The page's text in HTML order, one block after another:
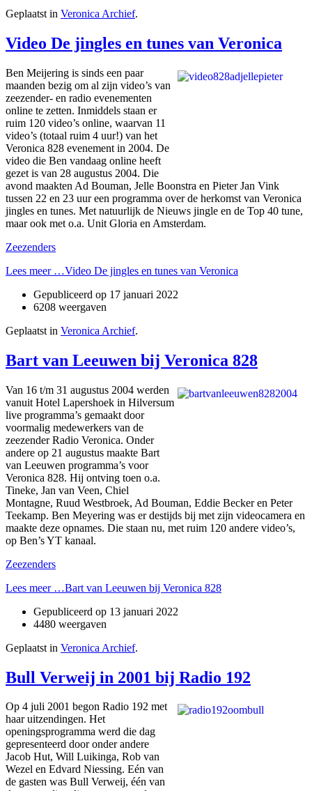
Geplaatst in Veronica Archief.
Video De jingles en tunes van Veronica
Ben Meijering is sinds een paar
maanden bezig om al zijn video’s van
zeezender- en radio evenementen
online te zetten. Inmiddels staan er
ruim 120 video’s online, waarvan 11
video’s (totaal ruim 4 uur!) van het
Veronica 828 evenement in 2004. De
video die Ben vandaag online heeft
gezet is van 28 augustus 2004. Die
avond maakten Ad Bouman, Jelle Boonstra en Pieter Jan Vink
tussen 22 en 23 uur een programma over de herkomst van Veronica
jingles en tunes. Met natuurlijk de Nieuws jingle en de Top 40 tune,
maar ook met o.a. Unit Gloria en Amsterdam.
Zeezenders
Lees meer …Video De jingles en tunes van Veronica
Gepubliceerd op 17 januari 2022
6208 weergaven
Geplaatst in Veronica Archief.
Bart van Leeuwen bij Veronica 828
Van 16 t/m 31 augustus 2004 werden
vanuit Hotel Lapershoek in Hilversum
live programma’s gemaakt door
voormalig medewerkers van de
zeezender Radio Veronica. Onder
andere op 21 augustus maakte Bart
van Leeuwen programma’s voor
Veronica 828. Hij ontving toen o.a.
Tineke, Jan van Veen, Chiel
Montagne, Ruud Westbroek, Ad Bouman, Eddie Becker en Peter
Teekamp. Ben Meyering was er destijds bij met zijn videocamera en
maakte deze opnames. Die staan nu, met ruim 120 andere video’s,
op Ben’s YT kanaal.
Zeezenders
Lees meer …Bart van Leeuwen bij Veronica 828
Gepubliceerd op 13 januari 2022
4480 weergaven
Geplaatst in Veronica Archief.
Bull Verweij in 2001 bij Radio 192
Op 4 juli 2001 begon Radio 192 met
haar uitzendingen. Het
openingsprogramma werd die dag
gepresenteerd door onder andere
Jacob Hut, Will Luikinga, Rob van
Wezel en Edvard Niessing. Eén van
de gasten was Bull Verweij, één van